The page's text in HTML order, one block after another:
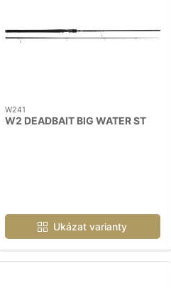
W241
W2 DEADBAIT BIG WATER ST
Ukázat varianty